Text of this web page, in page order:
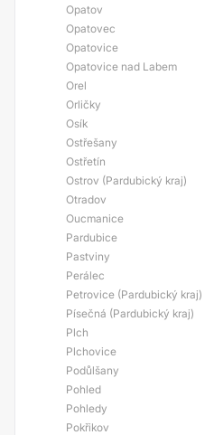
Opatov
Opatovec
Opatovice
Opatovice nad Labem
Orel
Orličky
Osík
Ostřešany
Ostřetín
Ostrov (Pardubický kraj)
Otradov
Oucmanice
Pardubice
Pastviny
Perálec
Petrovice (Pardubický kraj)
Písečná (Pardubický kraj)
Plch
Plchovice
Podůlšany
Pohled
Pohledy
Pokřikov